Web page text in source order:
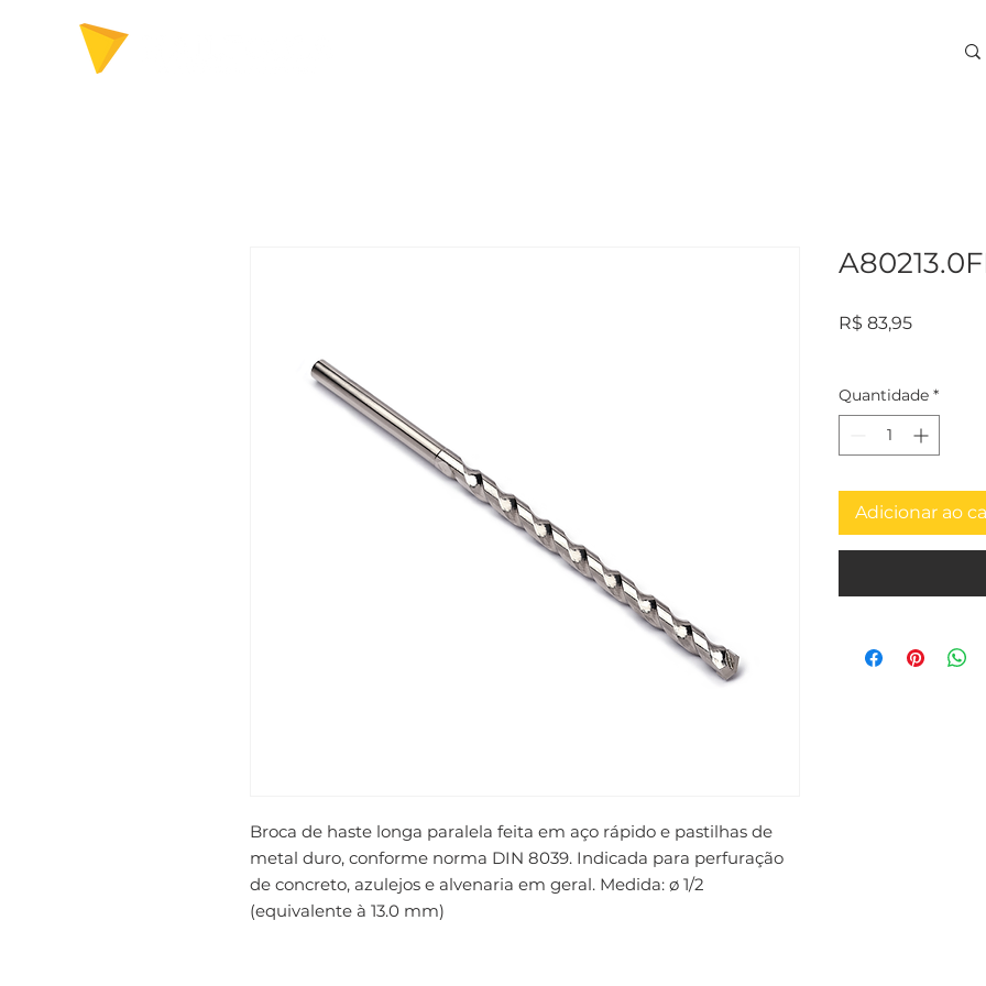
Broca de haste longa paralela feita em aço rápido e pastilhas de
metal duro, conforme norma DIN 8039. Indicada para perfuração
de concreto, azulejos e alvenaria em geral. Medida: ø 1/2
(equivalente à 13.0 mm)
R$ 83,95Preço
Quantidade *
Adicionar ao